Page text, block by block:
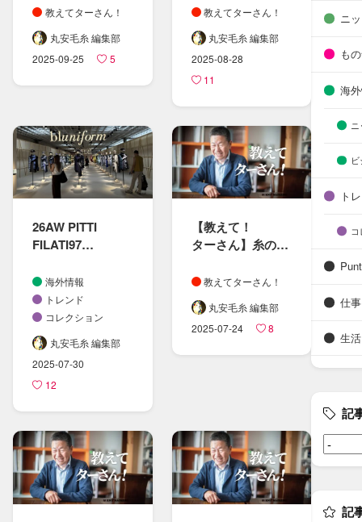
学生さんの​
ニット・糸に​
まつわる​疑問に​
お答えしました
教えてターさん！
丸安毛糸 編集部
2025-09-25
5
教えてターさん！
丸安毛糸 編集部
2025-08-28
11
26AW PITTI
FILATI97
海外情報
トレンド
コレクション
丸安毛糸 編集部
2025-07-30
12
【教えて！​
ターさん​】糸の​
エコ素材に​ついて
教えてターさん！
丸安毛糸 編集部
2025-07-24
8
ニ
も
海
ト
仕
生
記
記